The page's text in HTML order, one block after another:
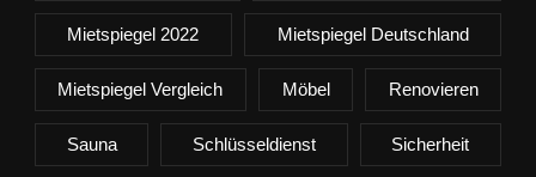
Mietspiegel 2022 Mietspiegel Deutschland
Mietspiegel Vergleich Möbel Renovieren
Sauna Schlüsseldienst Sicherheit